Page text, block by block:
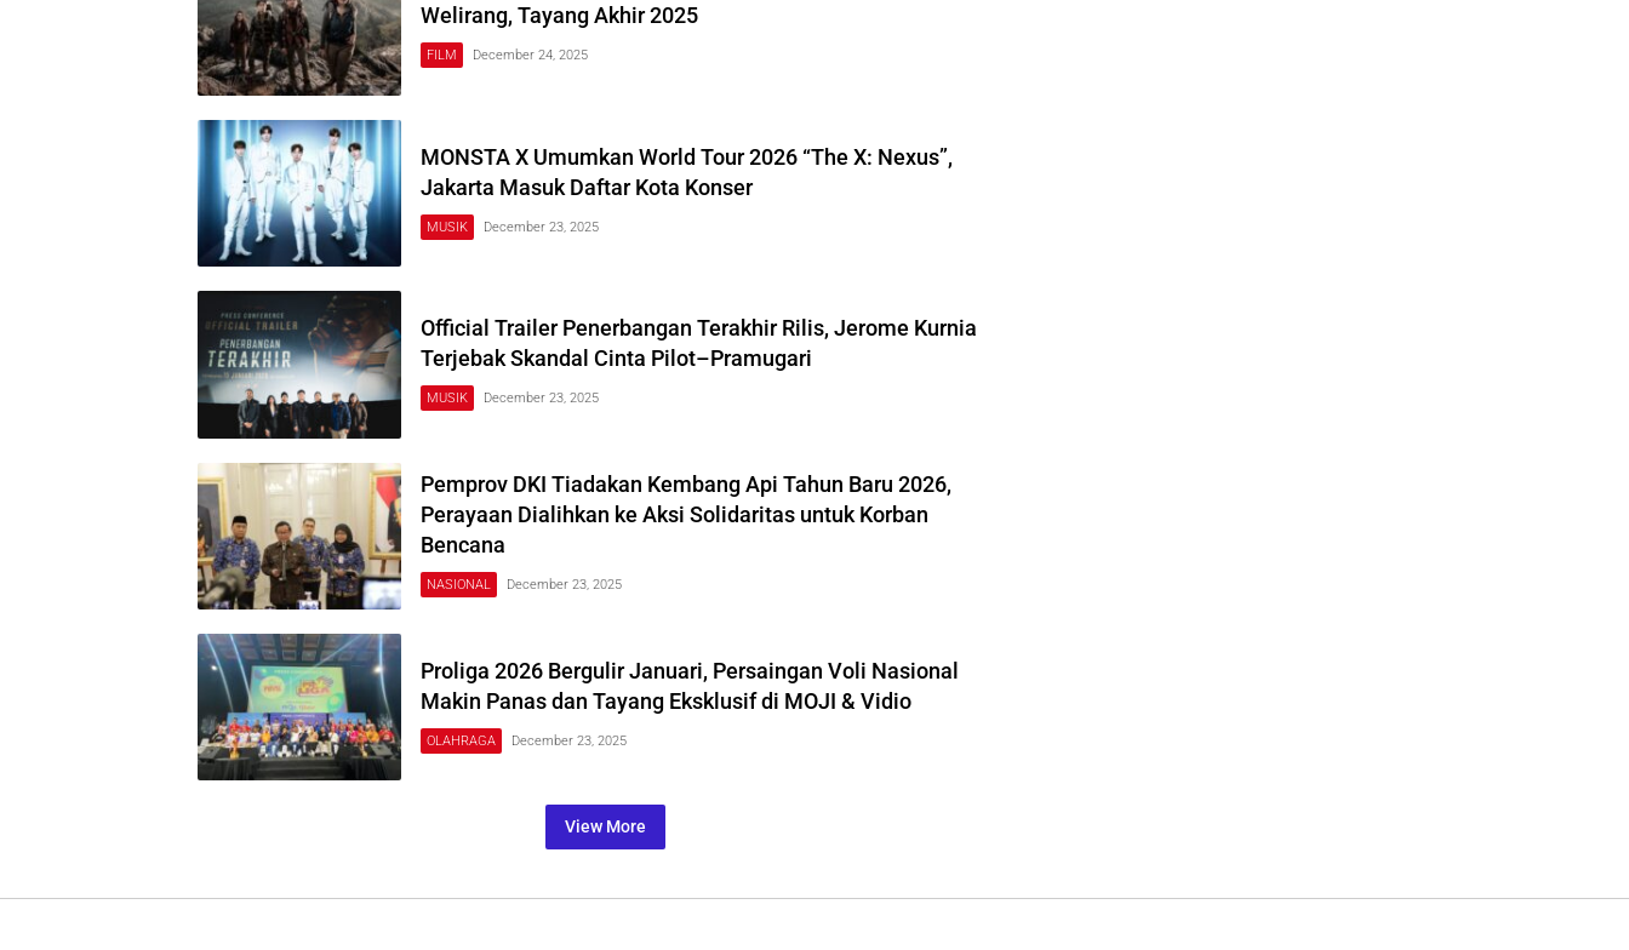
Welirang, Tayang Akhir 2025
FILM December 24, 2025
MONSTA X Umumkan World Tour 2026 “The X: Nexus”,
Jakarta Masuk Daftar Kota Konser
MUSIK December 23, 2025
Official Trailer Penerbangan Terakhir Rilis, Jerome Kurnia
Terjebak Skandal Cinta Pilot–Pramugari
MUSIK December 23, 2025
Pemprov DKI Tiadakan Kembang Api Tahun Baru 2026,
Perayaan Dialihkan ke Aksi Solidaritas untuk Korban
Bencana
NASIONAL December 23, 2025
Proliga 2026 Bergulir Januari, Persaingan Voli Nasional
Makin Panas dan Tayang Eksklusif di MOJI & Vidio
OLAHRAGA December 23, 2025
View More